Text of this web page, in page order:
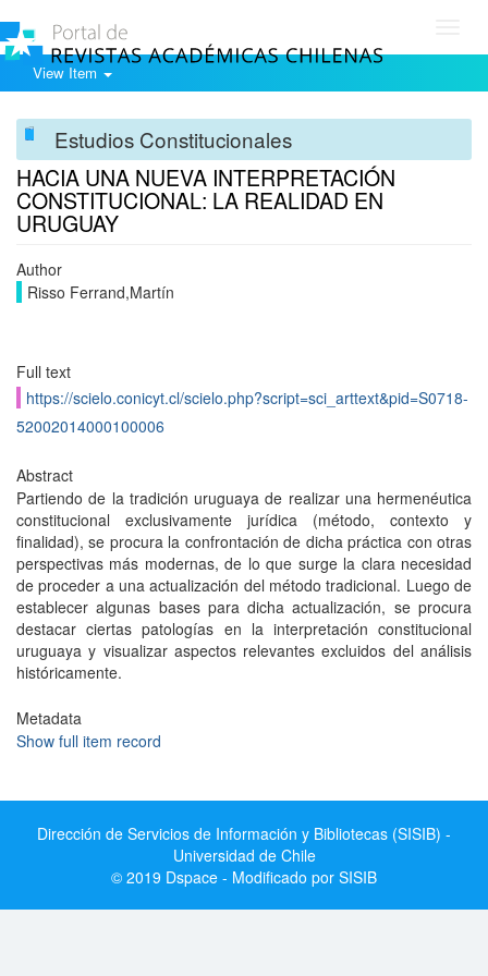
View Item
Estudios Constitucionales
HACIA UNA NUEVA INTERPRETACIÓN
CONSTITUCIONAL: LA REALIDAD EN
URUGUAY
Author
Risso Ferrand,Martín
Full text
https://scielo.conicyt.cl/scielo.php?script=sci_arttext&pid=S0718-
52002014000100006
Abstract
Partiendo de la tradición uruguaya de realizar una hermenéutica
constitucional exclusivamente jurídica (método, contexto y
finalidad), se procura la confrontación de dicha práctica con otras
perspectivas más modernas, de lo que surge la clara necesidad
de proceder a una actualización del método tradicional. Luego de
establecer algunas bases para dicha actualización, se procura
destacar ciertas patologías en la interpretación constitucional
uruguaya y visualizar aspectos relevantes excluidos del análisis
históricamente.
Metadata
Show full item record
Dirección de Servicios de Información y Bibliotecas (SISIB) -
Universidad de Chile
© 2019 Dspace - Modificado por SISIB